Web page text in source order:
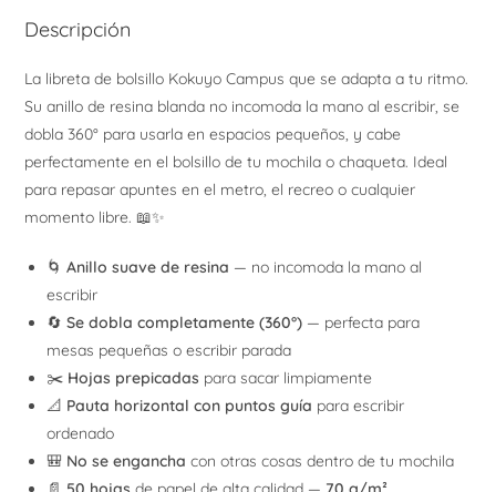
Descripción
La libreta de bolsillo Kokuyo Campus que se adapta a tu ritmo.
Su anillo de resina blanda no incomoda la mano al escribir, se
dobla 360° para usarla en espacios pequeños, y cabe
perfectamente en el bolsillo de tu mochila o chaqueta. Ideal
para repasar apuntes en el metro, el recreo o cualquier
momento libre. 📖✨
🌀Anillo suave de resina — no incomoda la mano al
escribir
🔄Se dobla completamente (360°) — perfecta para
mesas pequeñas o escribir parada
✂️ Hojas prepicadas para sacar limpiamente
📐 Pauta horizontal con puntos guía para escribir
ordenado
🎒 No se engancha con otras cosas dentro de tu mochila